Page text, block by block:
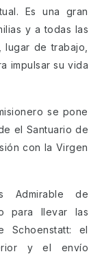
Es una gran
y a todas las
de trabajo,
impulsar su vida
se pone
el Santuario de
con la Virgen
Admirable de
para llevar las
Schoenstatt: el
y el envío